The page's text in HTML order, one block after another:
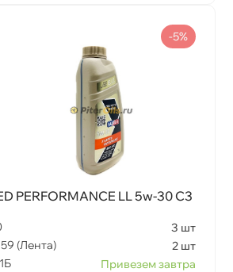
PERFORMANCE LL 5w-30 С3
3 шт
(Лента)
2 шт
Привезем завтра
-5%